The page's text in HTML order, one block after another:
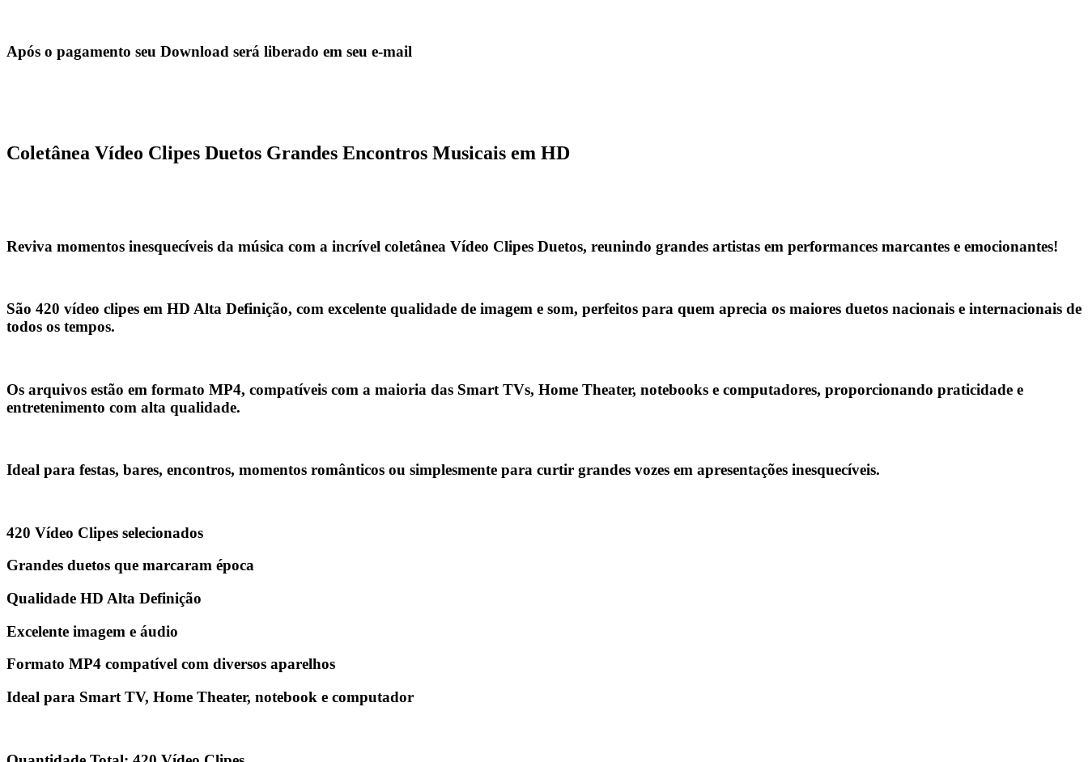
Após o pagamento seu Download será liberado em seu e-mail
Coletânea Vídeo Clipes Duetos Grandes Encontros Musicais em HD
Reviva momentos inesquecíveis da música com a incrível coletânea Vídeo Clipes Duetos, reunindo grandes artistas em performances marcantes e emocionantes!
São 420 vídeo clipes em HD Alta Definição, com excelente qualidade de imagem e som, perfeitos para quem aprecia os maiores duetos nacionais e internacionais de
todos os tempos.
Os arquivos estão em formato MP4, compatíveis com a maioria das Smart TVs, Home Theater, notebooks e computadores, proporcionando praticidade e
entretenimento com alta qualidade.
Ideal para festas, bares, encontros, momentos românticos ou simplesmente para curtir grandes vozes em apresentações inesquecíveis.
420 Vídeo Clipes selecionados
Grandes duetos que marcaram época
Qualidade HD Alta Definição
Excelente imagem e áudio
Formato MP4 compatível com diversos aparelhos
Ideal para Smart TV, Home Theater, notebook e computador